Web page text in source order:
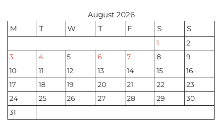
August 2026
M
T W T F S S
1
2
3
4 5 6 7 8
9
10
11 12 13 14 15
16
17
18 19 20 21 22
23
24
25 26 27 28 29
30
31